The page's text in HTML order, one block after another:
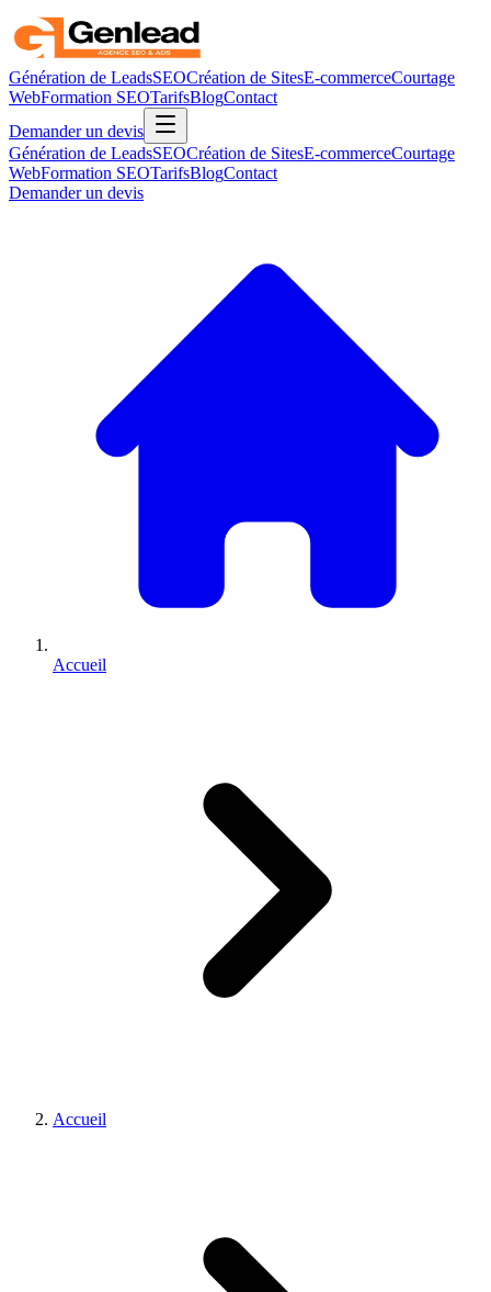
Génération de LeadsSEOCréation de SitesE-commerceCourtage
WebFormation SEOTarifsBlogContact
Demander un devis
Génération de LeadsSEOCréation de SitesE-commerceCourtage
WebFormation SEOTarifsBlogContact
Demander un devis
Accueil
Accueil